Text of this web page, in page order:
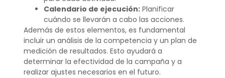
Calendario de ejecución:Planificar
cuándo se llevarán a cabo las acciones.
Además de estos elementos, es fundamental
incluir un análisis de la competencia y un plan de
medición de resultados. Esto ayudará a
determinar la efectividad de la campaña y a
realizar ajustes necesarios en el futuro.